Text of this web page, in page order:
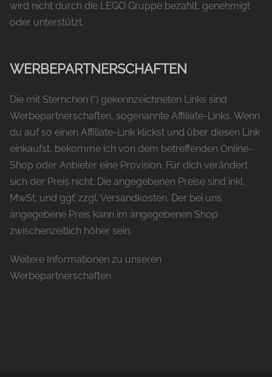
wird nicht durch die LEGO Gruppe bezahlt, genehmigt
oder unterstützt.
WERBEPARTNERSCHAFTEN
Die mit Sternchen (*) gekennzeichneten Links sind
Werbepartnerschaften, sogenannte Affiliate-Links. Wenn
du auf so einen Affiliate-Link klickst und über diesen Link
einkaufst, bekomme ich von dem betreffenden Online-
Shop oder Anbieter eine Provision. Für dich verändert
sich der Preis nicht. Die angegebenen Preise sind inkl.
MwSt. und ggf. zzgl. Versandkosten. Der bei uns
angegebene Preis kann im angegebenen Shop
zwischenzeitlich höher sein.
Weitere Informationen zu unseren
Werbepartnerschaften